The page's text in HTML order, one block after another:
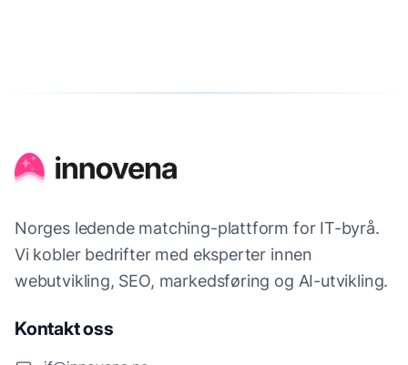
Norges ledende matching-plattform for IT-byrå.
Vi kobler bedrifter med eksperter innen
webutvikling, SEO, markedsføring og AI-utvikling.
Kontakt oss